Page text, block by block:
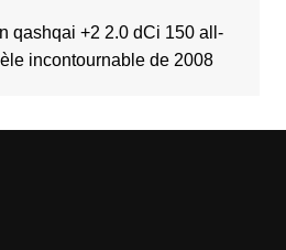
qashqai +2 2.0 dCi 150 all-
incontournable de 2008